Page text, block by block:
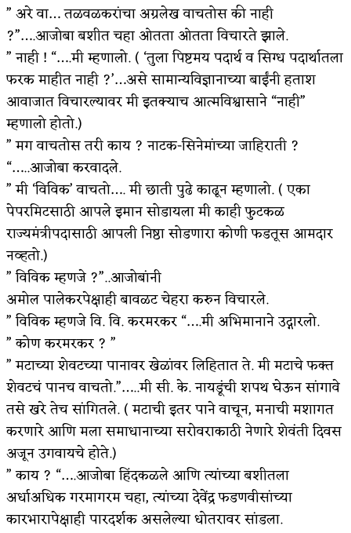
” अरे वा… तळवळकरांचा अग्रलेख वाचतोस की नाही
?”….आजोबा बशीत चहा ओतता ओतता विचारते झाले.
” नाही ! “….मी म्हणालो. ( ‘तुला पिष्टमय पदार्थ व सिग्ध पदार्थातला
फरक माहीत नाही ?’…असे सामान्यविज्ञानाच्या बाईंनी हताश
आवाजात विचारल्यावर मी इतक्याच आत्मविश्वासाने “नाही”
म्हणालो होतो.)
” मग वाचतोस तरी काय ? नाटक-सिनेमांच्या जाहिराती ?
“…..आजोबा करवादले.
” मी ‘विविक’ वाचतो…. मी छाती पुढे काढून म्हणालो. ( एका
पेपरमिटसाठी आपले इमान सोडायला मी काही फुटकळ
राज्यमंत्रीपदासाठी आपली निष्ठा सोडणारा कोणी फडतूस आमदार
नव्हतो.)
” विविक म्हणजे ?”..आजोबांनी
अमोल पालेकरपेक्षाही बावळट चेहरा करुन विचारले.
” विविक म्हणजे वि. वि. करमरकर “….मी अभिमानाने उद्गारलो.
” कोण करमरकर ? ”
” मटाच्या शेवटच्या पानावर खेळांवर लिहितात ते. मी मटाचे फक्त
शेवटचं पानच वाचतो.”…..मी सी. के. नायडूंची शपथ घेऊन सांगावे
तसे खरे तेच सांगितले. ( मटाची इतर पाने वाचून, मनाची मशागत
करणारे आणि मला समाधानाच्या सरोवराकाठी नेणारे शेवंती दिवस
अजून उगवायचे होते.)
” काय ? “….आजोबा हिंदकळले आणि त्यांच्या बशीतला
अर्धाअधिक गरमागरम चहा, त्यांच्या देवेंद्र फडणवीसांच्या
कारभारापेक्षाही पारदर्शक असलेल्या धोतरावर सांडला.